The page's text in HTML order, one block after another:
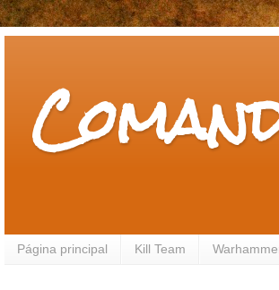
Página principal Kill Team